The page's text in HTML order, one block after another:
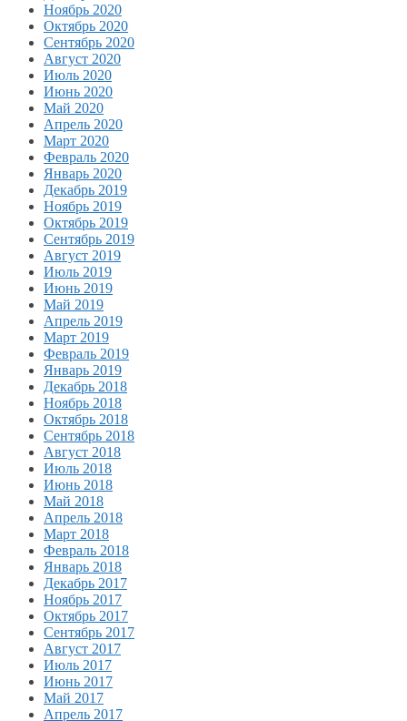
Ноябрь 2020
Октябрь 2020
Сентябрь 2020
Август 2020
Июль 2020
Июнь 2020
Май 2020
Апрель 2020
Март 2020
Февраль 2020
Январь 2020
Декабрь 2019
Ноябрь 2019
Октябрь 2019
Сентябрь 2019
Август 2019
Июль 2019
Июнь 2019
Май 2019
Апрель 2019
Март 2019
Февраль 2019
Январь 2019
Декабрь 2018
Ноябрь 2018
Октябрь 2018
Сентябрь 2018
Август 2018
Июль 2018
Июнь 2018
Май 2018
Апрель 2018
Март 2018
Февраль 2018
Январь 2018
Декабрь 2017
Ноябрь 2017
Октябрь 2017
Сентябрь 2017
Август 2017
Июль 2017
Июнь 2017
Май 2017
Апрель 2017